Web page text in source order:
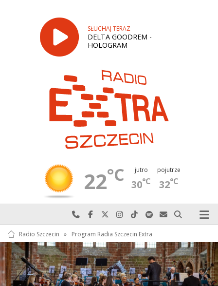
SŁUCHAJ TERAZ
DELTA GOODREM -
HOLOGRAM
22°C jutro
30°C
pojutrze
32°C
Najlepiej po prostu do nas zadzwoń
Odwiedź nas na Facebook-u
Odwiedź nas na X
Odwiedź nas na Instagram-ie
Odwiedź nas na TikTok-u
Szukaj nas na Spotify
Wyślij do nas
Szukaj
Radio Szczecin » Program Radia Szczecin Extra